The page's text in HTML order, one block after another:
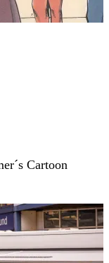
alle was
Cartoon